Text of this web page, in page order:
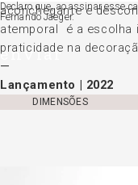
aconchegante e
atemporal é a escolha
praticidade na
Lançamento | 2022
DIMENSÕES
Declaro que, ao assinar esse
Fernando Jaeger.
enviar